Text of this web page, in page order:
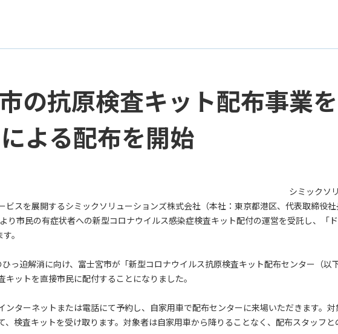
の抗原検査キット配布事業
よる配布を開始
シミックソ
スを展開するシミックソリューションズ株式会社（本社：東京都港区、代表取締役
市民の有症状者への新型コロナウイルス感染症検査キット配付の運営を受託し、「
。
迫解消に向け、富士宮市が「新型コロナウイルス抗原検査キット配布センター（以
ットを直接市民に配付することになりました。
ターネットまたは電話にて予約し、自家用車で配布センターに来場いただきます。
検査キットを受け取ります。対象者は自家用車から降りることなく、配布スタッフと